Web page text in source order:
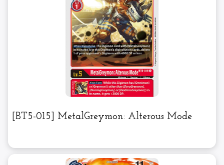
[BT5-015] MetalGreymon: Alterous Mode